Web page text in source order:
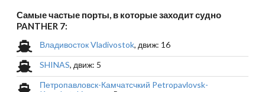
Самые частые порты, в которые заходит судно
PANTHER 7:
Владивосток Vladivostok, движ: 16
SHINAS, движ: 5
Петропавловск-Камчатсчкий Petropavlovsk-